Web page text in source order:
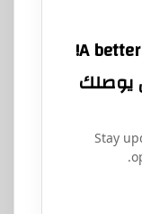
A
يوصلك
Stay